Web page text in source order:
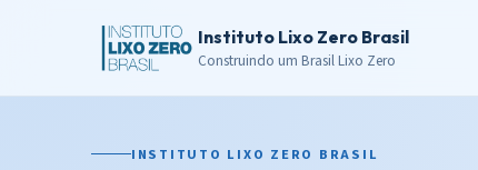
Instituto Lixo Zero Brasil
Construindo um Brasil Lixo Zero
INSTITUTO LIXO ZERO BRASIL